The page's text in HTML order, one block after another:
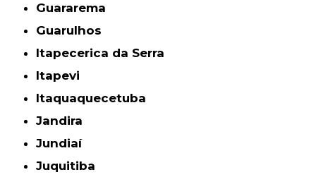
Guararema
Guarulhos
Itapecerica da Serra
Itapevi
Itaquaquecetuba
Jandira
Jundiaí
Juquitiba